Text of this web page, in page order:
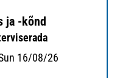
ja -kõnd
16/08/26